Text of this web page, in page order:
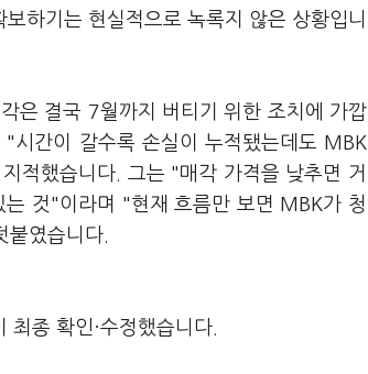
하기는 현실적으로 녹록지 않은 상황입니
은 결국 7월까지 버티기 위한 조치에 가깝
시간이 갈수록 손실이 누적됐는데도 MBK
적했습니다. 그는 "매각 가격을 낮추면 거
것"이라며 "현재 흐름만 보면 MBK가 청
붙였습니다.
종 확인·수정했습니다.